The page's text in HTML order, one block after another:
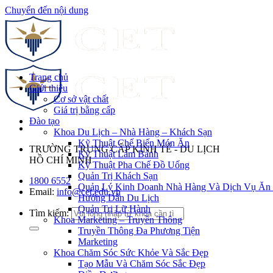
Chuyển đến nội dung
TRƯỜNG TRUNG CẤP KINH TẾ - DU LỊCH
HỒ CHÍ MINH
1800 6552
Email: info@cet.edu.vn
Tìm kiếm:
Trang chủ
Giới thiệu
Cơ sở vật chất
Giá trị bằng cấp
Đào tạo
Khoa Du Lịch – Nhà Hàng – Khách Sạn
Kỹ Thuật Chế Biến Món Ăn
Kỹ Thuật Làm Bánh
Kỹ Thuật Pha Chế Đồ Uống
Quản Trị Khách Sạn
Quản Lý Kinh Doanh Nhà Hàng Và Dịch Vụ Ăn
Hướng Dẫn Du Lịch
Quản Trị Lữ Hành
Khoa Marketing – Truyền Thông
Truyền Thông Đa Phương Tiện
Marketing
Khoa Chăm Sóc Sức Khỏe Và Sắc Đẹp
Tạo Mẫu Và Chăm Sóc Sắc Đẹp